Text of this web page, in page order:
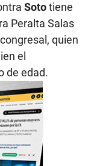
Sototiene
Peralta Salas
quien
el
de edad.